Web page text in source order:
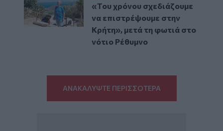
«Του χρόνου σχεδιάζουμε
να επιστρέψουμε στην
Κρήτη», μετά τη φωτιά στο
νότιο Ρέθυμνο
ΑΝΑΚΑΛΥΨΤΕ ΠΕΡΙΣΣΟΤΕΡΑ